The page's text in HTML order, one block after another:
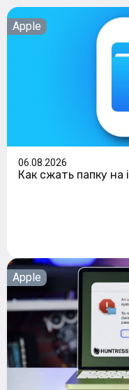
Apple
06.08.2026
Как сжать папку
Apple